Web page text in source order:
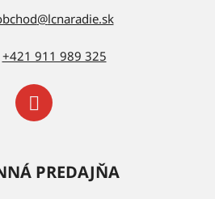
@lcnaradie.sk
+421 911 989 325
PREDAJŇA